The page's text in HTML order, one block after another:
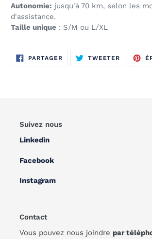
Autonomie: jusqu'à 70 km, selon les
d'assistance.
Taille unique : S/M ou L/XL
PARTAGERPARTAGER
SUR
TWEETER TWEETER
Suivez nous
Linkedin
Facebook
Instagram
Contact
Vous pouvez nous joindre par